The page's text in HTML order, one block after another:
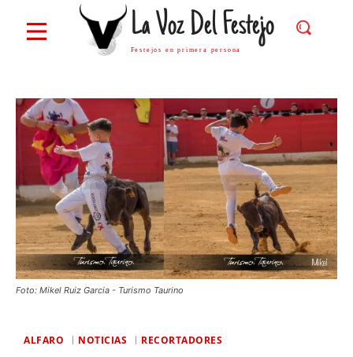
La Voz Del Festejo
Festejos en primera persona
Foto: Mikel Ruiz Garcia - Turismo Taurino
ALFARO NOTICIAS RECORTADORES